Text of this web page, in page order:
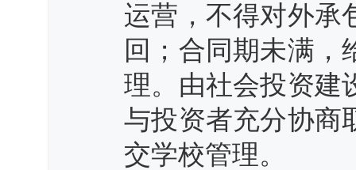
运营，不得对外承
回；合同期未满，
理。由社会投资建
与投资者充分协商
交学校管理。